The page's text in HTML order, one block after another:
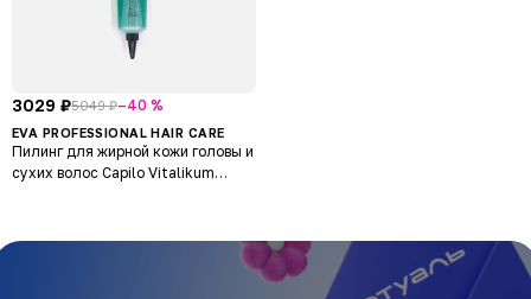
3029 ₽5049 ₽–40 %
EVA PROFESSIONAL HAIR CARE
Пилинг для жирной кожи головы и
сухих волос Capilo Vitalikum